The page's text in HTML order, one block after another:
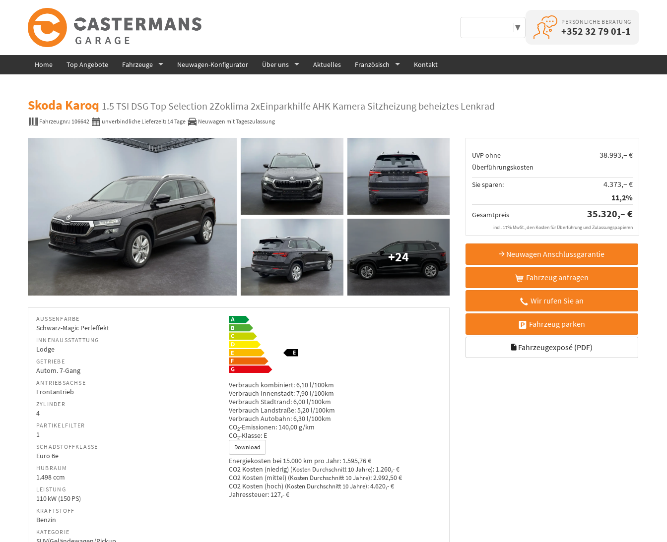
▼
PERSÖNLICHE BERATUNG
+352 32 79 01-1
Home Top Angebote Fahrzeuge Neuwagen-Konfigurator Über uns Aktuelles Französisch Kontakt
Skoda Karoq 1.5 TSI DSG Top Selection 2Zoklima 2xEinparkhilfe AHK Kamera Sitzheizung beheiztes Lenkrad
Fahrzeugnr.: 106642 unverbindliche Lieferzeit: 14 Tage Neuwagen mit Tageszulassung
UVP ohne
Überführungskosten
38.993,– €
Sie sparen:
4.373,– €
11,2%
Gesamtpreis 35.320,– €
incl. 17% MwSt., den Kosten für Überführung und Zulassungspapieren
Neuwagen Anschlussgarantie
Fahrzeug anfragen
Wir rufen Sie an
Fahrzeug parken
Fahrzeugexposé (PDF)
+24
AUSSENFARBE
Schwarz-Magic Perleffekt
INNENAUSSTATTUNG
Lodge
GETRIEBE
Autom. 7-Gang
ANTRIEBSACHSE
Frontantrieb
ZYLINDER
4
PARTIKELFILTER
1
SCHADSTOFFKLASSE
Euro 6e
HUBRAUM
1.498 ccm
LEISTUNG
110 kW (150 PS)
KRAFTSTOFF
Benzin
KATEGORIE
Verbrauch kombiniert:6,10 l/100km
Verbrauch Innenstadt:7,90 l/100km
Verbrauch Stadtrand:6,00 l/100km
Verbrauch Landstraße:5,20 l/100km
Verbrauch Autobahn:6,30 l/100km
CO2-Emissionen: 140,00 g/km
CO2-Klasse: E
Download
Energiekosten bei 15.000 km pro Jahr: 1.595,76 €
CO2 Kosten (niedrig) (Kosten Durchschnitt 10 Jahre): 1.260,- €
CO2 Kosten (mittel) (Kosten Durchschnitt 10 Jahre):2.992,50 €
CO2 Kosten (hoch) (Kosten Durchschnitt 10 Jahre):4.620,- €
Jahressteuer: 127,- €